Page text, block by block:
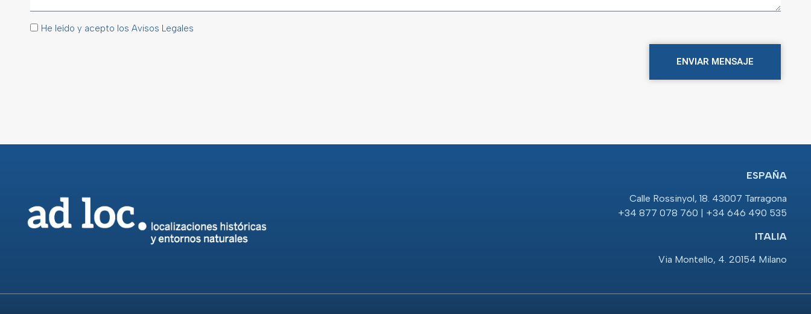
He leído y acepto los Avisos Legales
ENVIAR MENSAJE
ESPAÑA
Calle Rossinyol, 18. 43007 Tarragona
+34 877 078 760 | +34 646 490 535
ITALIA
Via Montello, 4. 20154 Milano